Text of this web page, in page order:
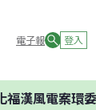
電子報 登入
風電案環委建